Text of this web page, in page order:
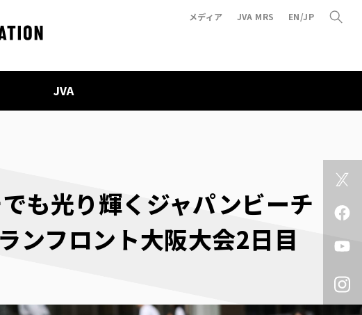
メディア JVA MRS EN/JP
JVA
も光り輝くジャパンビーチ
ンフロント大阪大会2日目